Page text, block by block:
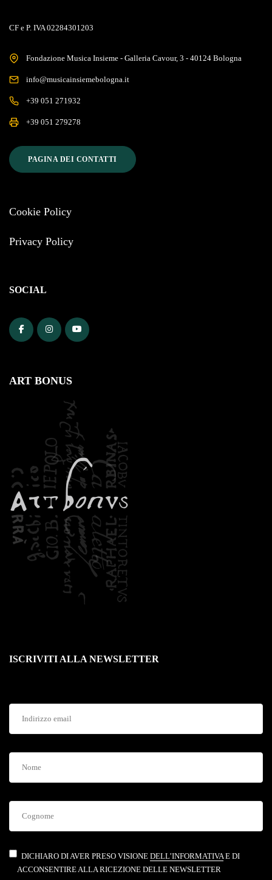
CF e P. IVA 02284301203
Fondazione Musica Insieme - Galleria Cavour, 3 - 40124 Bologna
info@musicainsiemebologna.it
+39 051 271932
+39 051 279278
PAGINA DEI CONTATTI
Cookie Policy
Privacy Policy
SOCIAL
ART BONUS
ISCRIVITI ALLA NEWSLETTER
DICHIARO DI AVER PRESO VISIONE DELL’INFORMATIVAE DI
ACCONSENTIRE ALLA RICEZIONE DELLE NEWSLETTER